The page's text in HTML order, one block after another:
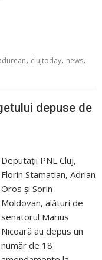
, clujtoday, news,
depuse de
Deputaţii PNL Cluj,
Florin Stamatian, Adrian
Oros şi Sorin
Moldovan, alături de
senatorul Marius
Nicoară au depus un
număr de 18